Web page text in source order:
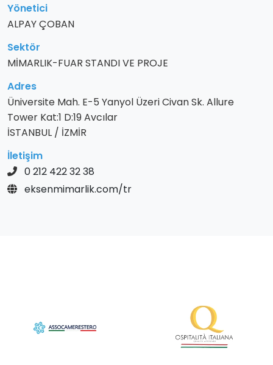
Yönetici
ALPAY ÇOBAN
Sektör
MİMARLIK-FUAR STANDI VE PROJE
Adres
Üniversite Mah. E-5 Yanyol Üzeri Civan Sk. Allure
Tower Kat:1 D:19 Avcılar
İSTANBUL / İZMİR
İletişim
0 212 422 32 38
eksenmimarlik.com/tr